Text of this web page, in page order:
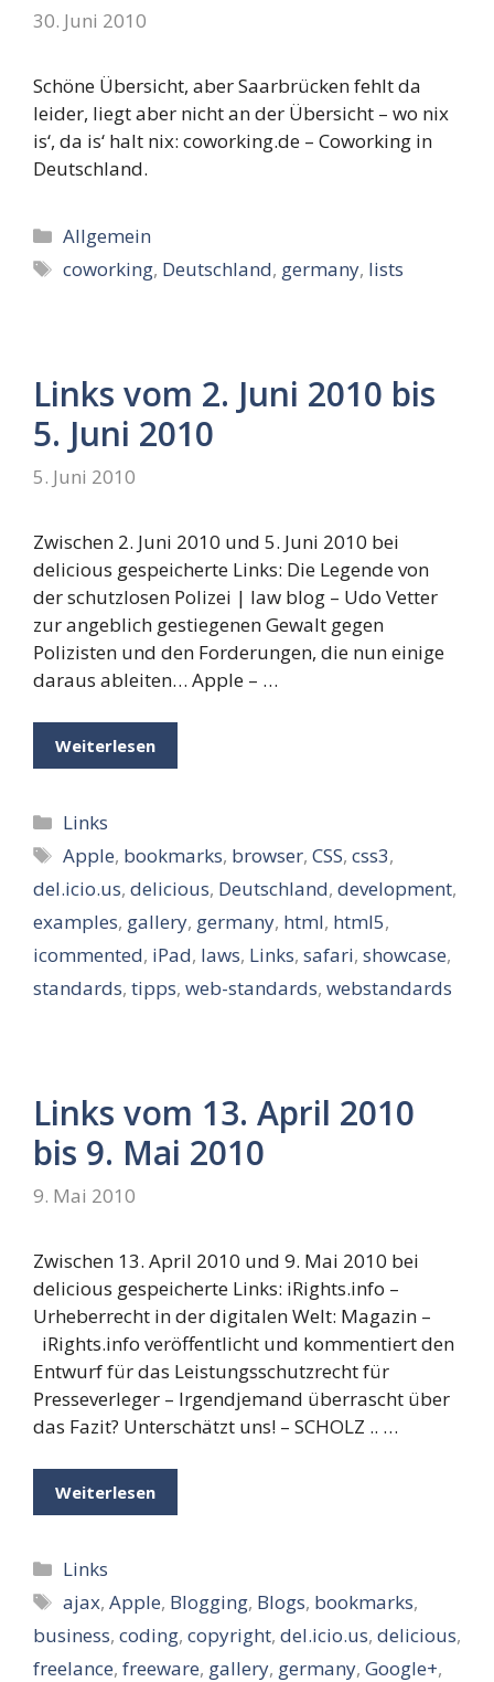
30. Juni 2010
Schöne Übersicht, aber Saarbrücken fehlt da
leider, liegt aber nicht an der Übersicht – wo nix
is‘, da is‘ halt nix: coworking.de – Coworking in
Deutschland.
Kategorien
Allgemein
Schlagwörter
coworking, Deutschland, germany, lists
Links vom 2. Juni 2010 bis
5. Juni 2010
5. Juni 2010
Zwischen 2. Juni 2010 und 5. Juni 2010 bei
delicious gespeicherte Links: Die Legende von
der schutzlosen Polizei | law blog – Udo Vetter
zur angeblich gestiegenen Gewalt gegen
Polizisten und den Forderungen, die nun einige
daraus ableiten… Apple – …
Weiterlesen
Kategorien
Links
Schlagwörter
Apple, bookmarks, browser,CSS,css3,
del.icio.us, delicious, Deutschland, development,
examples, gallery, germany, html, html5,
icommented, iPad, laws, Links, safari, showcase,
standards, tipps, web-standards, webstandards
Links vom 13. April 2010
bis 9. Mai 2010
9. Mai 2010
Zwischen 13. April 2010 und 9. Mai 2010 bei
delicious gespeicherte Links: iRights.info –
Urheberrecht in der digitalen Welt: Magazin –
iRights.info veröffentlicht und kommentiert den
Entwurf für das Leistungsschutzrecht für
Presseverleger – Irgendjemand überrascht über
das Fazit? Unterschätzt uns! – SCHOLZ .. …
Weiterlesen
Kategorien
Links
Schlagwörter
ajax,Apple, Blogging, Blogs, bookmarks,
business, coding, copyright, del.icio.us, delicious,
freelance, freeware, gallery, germany, Google+,